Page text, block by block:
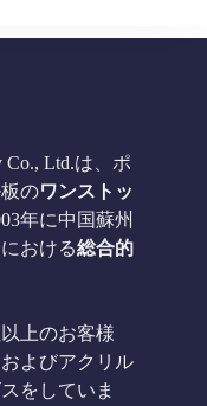
Co., Ltd.は、ポ
のワンストッ
年に中国蘇州
おける総合的
上のお客様
よびアクリル
をしていま